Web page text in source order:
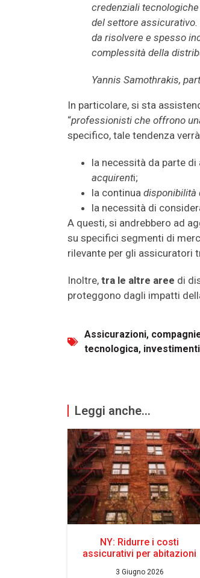
credenziali
del settore assicurativo.
da risolvere e spesso
complessità della
Yannis Samothrakis,
In particolare, si sta
“professionisti che offrono
specifico, tale tendenza
la necessità da parte
acquirenti;
la continua disponibilità
la necessità di
A questi, si andrebbero ad
su specifici segmenti di
rilevante per gli assicuratori
Inoltre, tra le altre aree di
proteggono dagli impatti
Assicurazioni,
tecnologica, investimenti
Leggi anche...
NY: Ridurre i costi
assicurativi per abitazioni
3 Giugno 2026